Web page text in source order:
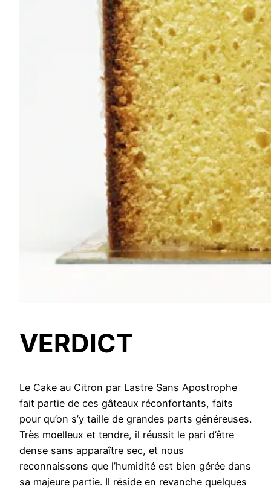
VERDICT
Le Cake au Citron par Lastre Sans Apostrophe
fait partie de ces gâteaux réconfortants, faits
pour qu’on s’y taille de grandes parts généreuses.
Très moelleux et tendre, il réussit le pari d’être
dense sans apparaître sec, et nous
reconnaissons que l’humidité est bien gérée dans
sa majeure partie. Il réside en revanche quelques